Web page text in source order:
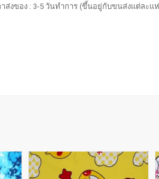
าส่งของ : 3-5 วันทำการ (ขึ้นอยู่กับขนส่งแต่ละแ